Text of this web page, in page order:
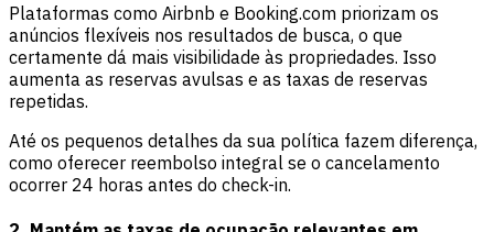
Plataformas como Airbnb e Booking.com priorizam os
anúncios flexíveis nos resultados de busca, o que
certamente dá mais visibilidade às propriedades. Isso
aumenta as reservas avulsas e as taxas de reservas
repetidas.
Até os pequenos detalhes da sua política fazem diferença,
como oferecer reembolso integral se o cancelamento
ocorrer 24 horas antes do check-in.